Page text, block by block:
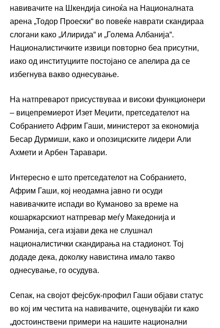
навивачите на Шкендија синоќа на Националната
арена „Тодор Проески“ во повеќе наврати скандираа
слогани како „Илирида“ и „Голема Албанија“.
Националистичките извици повторно беа присутни,
иако од институциите постојано се апелира да се
избегнува вакво однесување.
На натпреварот присуствуваа и високи функционери
– вицепремиерот Изет Меџити, претседателот на
Собранието Африм Гаши, министерот за економија
Бесар Дурмиши, како и опозициските лидери Али
Ахмети и Арбен Таравари.
Интересно е што претседателот на Собранието,
Африм Гаши, кој неодамна јавно ги осуди
навивачките испади во Куманово за време на
кошаркарскиот натпревар меѓу Македонија и
Романија, сега изјави дека не слушнал
националистички скандирања на стадионот. Тој
додаде дека, доколку навистина имало такво
однесување, го осудува.
Сепак, на својот фејсбук-профил Гаши објави статус
во кој им честита на навивачите, оценувајќи ги како
„достоинствени примери на нашите национални